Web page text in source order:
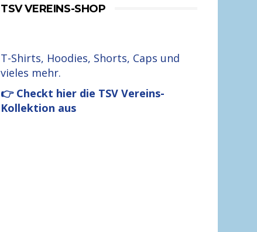
TSV VEREINS-SHOP
T-Shirts, Hoodies, Shorts, Caps und
vieles mehr.
👉 Checkt hier die TSV Vereins-
Kollektion aus